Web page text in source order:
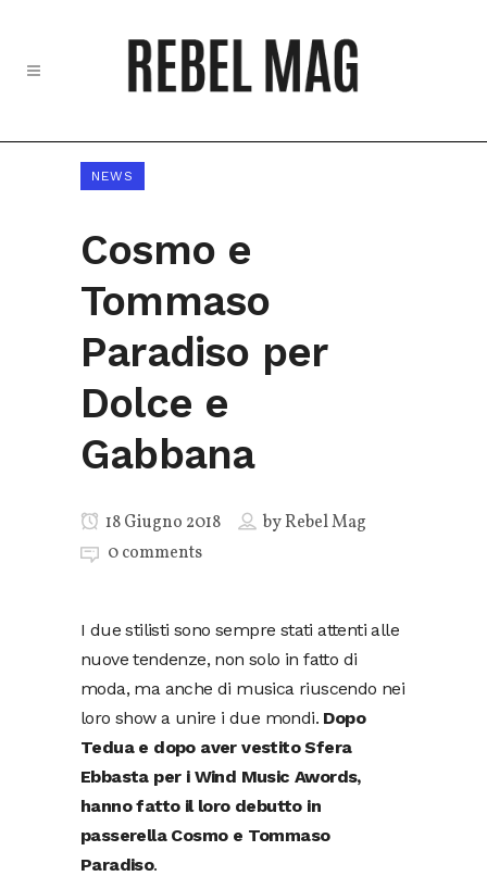
NEWS
Cosmo e
Tommaso
Paradiso per
Dolce e
Gabbana
18 Giugno 2018 byRebel Mag
0 comments
I due stilisti sono sempre stati attenti alle
nuove tendenze, non solo in fatto di
moda, ma anche di musica riuscendo nei
loro show a unire i due mondi. Dopo
Tedua e dopo aver vestito Sfera
Ebbasta per i Wind Music Awords,
hanno fatto il loro debutto in
passerella Cosmo e Tommaso
Paradiso.